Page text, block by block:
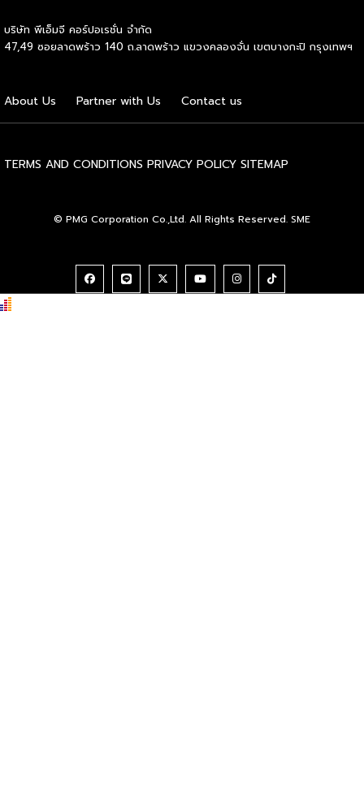
เกียรติคุณและรางวัลที่ระลึก เพื่อรับรองให้เมืองฮูฮอตดำรง
ตำแหน่ง World Dairy Capital หรือเมืองหลวงแห่ง
กล่าวถือเป็นสัญญาณแห่งความสำเร็จที่สะท้อนความมุ่งมั่นทุ่มเท
ของเมืองฮูฮอตในการยกระดับอุตสาหกรรมนม พร้อมกล่าวเสริม
องค์กรระดับแถวหน้าอย่าง Yili Group […]
บริษัท พีเอ็มจี คอร์ปอเรชั่น จำกัด
47,49 ซอยลาดพร้าว 140 ถ.ลาดพร้าว แขวงคลองจั่น เขตบางกะปิ กรุงเทพฯ
About Us Partner with Us Contact us
TERMS AND CONDITIONS PRIVACY POLICY SITEMAP
© PMG Corporation Co.,Ltd. All Rights Reserved. SME